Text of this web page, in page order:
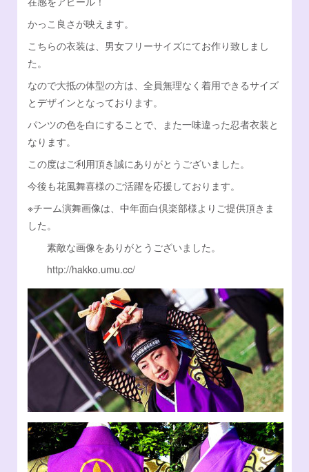
かっこ良さが映えます。
こちらの衣装は、男女フリーサイズにてお作り致しまし
た。
なので大抵の体型の方は、全員無理なく着用できるサイズ
とデザインとなっております。
パンツの色を白にすることで、また一味違った忍者衣装と
なります。
この度はご利用頂き誠にありがとうございました。
今後も花風舞喜様のご活躍を応援しております。
※チーム演舞画像は、中年面白倶楽部様よりご提供頂きま
した。
素敵な画像をありがとうございました。
http://hakko.umu.cc/